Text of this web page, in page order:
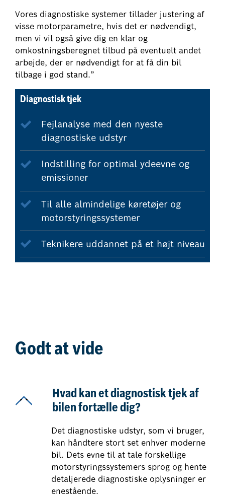
Vores diagnostiske systemer tillader justering af
visse motorparametre, hvis det er nødvendigt,
men vi vil også give dig en klar og
omkostningsberegnet tilbud på eventuelt andet
arbejde, der er nødvendigt for at få din bil
tilbage i god stand.”
Diagnostisk tjek
Fejlanalyse med den nyeste
diagnostiske udstyr
Indstilling for optimal ydeevne og
emissioner
Til alle almindelige køretøjer og
motorstyringssystemer
Teknikere uddannet på et højt niveau
Godt at vide
Hvad kan et diagnostisk tjek af
bilen fortælle dig?
Det diagnostiske udstyr, som vi bruger,
kan håndtere stort set enhver moderne
bil. Dets evne til at tale forskellige
motorstyringssystemers sprog og hente
detaljerede diagnostiske oplysninger er
enestående.